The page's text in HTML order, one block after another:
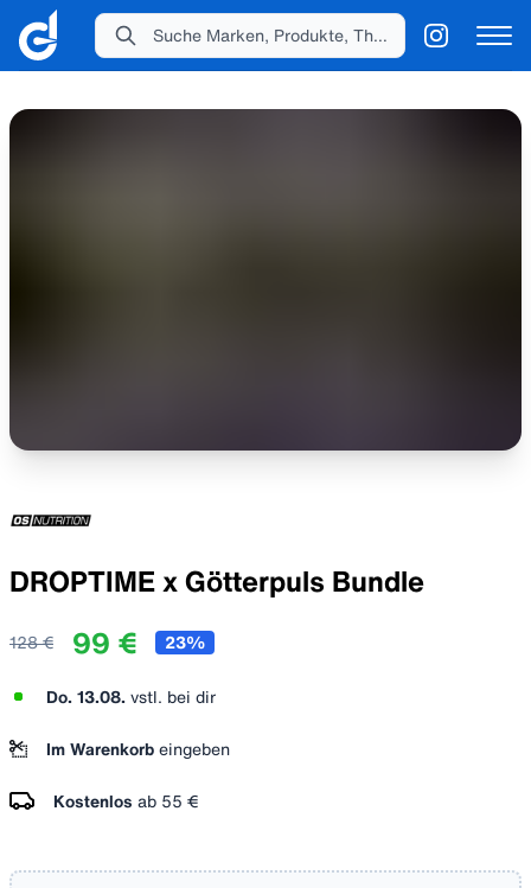
DROPTIME x Götterpuls Bundle
128 € 99 € 23%
Do. 13.08. vstl. bei dir
Im Warenkorb eingeben
Kostenlos ab 55 €